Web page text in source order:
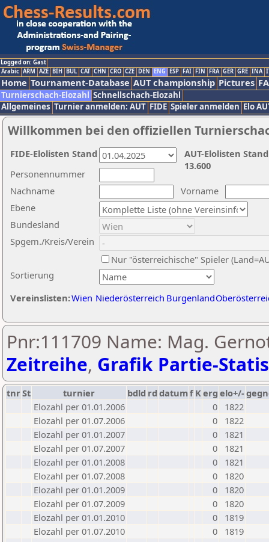
Logged on: Gast
Arabic ARM AZE BIH BUL CAT CHN CRO CZE DEN ENG ESP FAI FIN FRA GER GRE INA
Home Tournament-Database AUT championship Pictures
Turnierschach-Elozahl Schnellschach-Elozahl
Allgemeines Turnier anmelden: AUT FIDE Spieler anmelden Elo
Willkommen bei den offiziellen
Nachname
Vorname
Ebene
Sortierung
Personennummer
Bundesland
Spgem./Kreis/Verein
Nur "österreichische" Spieler
Vereinslisten:Wien Niederösterreich Burgenland
AUT-Elolisten
13.600
FIDE-Elolisten Stand
Pnr:111709 Name: Mag.
Zeitreihe, Grafik Partie-
tnrSt turnier bdld rd datumf Kerg elo+/-
Elozahl per 01.01.2006
0
1822
Elozahl per 01.07.2006
0
1822
Elozahl per 01.01.2007
0
1821
Elozahl per 01.07.2007
0
1821
Elozahl per 01.01.2008
0
1821
Elozahl per 01.07.2008
0
1820
Elozahl per 01.01.2009
0
1820
Elozahl per 01.07.2009
0
1820
Elozahl per 01.01.2010
0
1819
Elozahl per 01.07.2010
0
1819